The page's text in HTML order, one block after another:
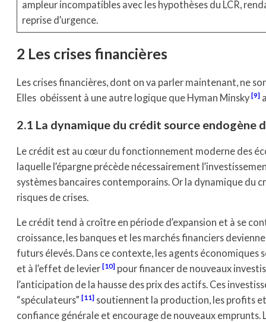
ampleur incompatibles avec les hypothèses du LCR,
reprise d’urgence.
2 Les crises financières
Les crises financières, dont on va parler maintenant, ne
Elles obéissent à une autre logique que Hyman Minsky 9
2.1 La dynamique du crédit source endogène
Le crédit est au cœur du fonctionnement moderne des
laquelle l’épargne précède nécessairement
systèmes bancaires contemporains. Or la dynamique
risques de crises.
Le crédit tend à croître en période d’expansion et à se
croissance, les banques et les marchés financiers
futurs élevés. Dans ce contexte, les agents
et à l’effet de levier
10 pour financer de nouveaux
l’anticipation de la hausse des prix des actifs. Ces
“spéculateurs”
11 soutiennent la production, les profits
confiance générale et encourage de nouveaux